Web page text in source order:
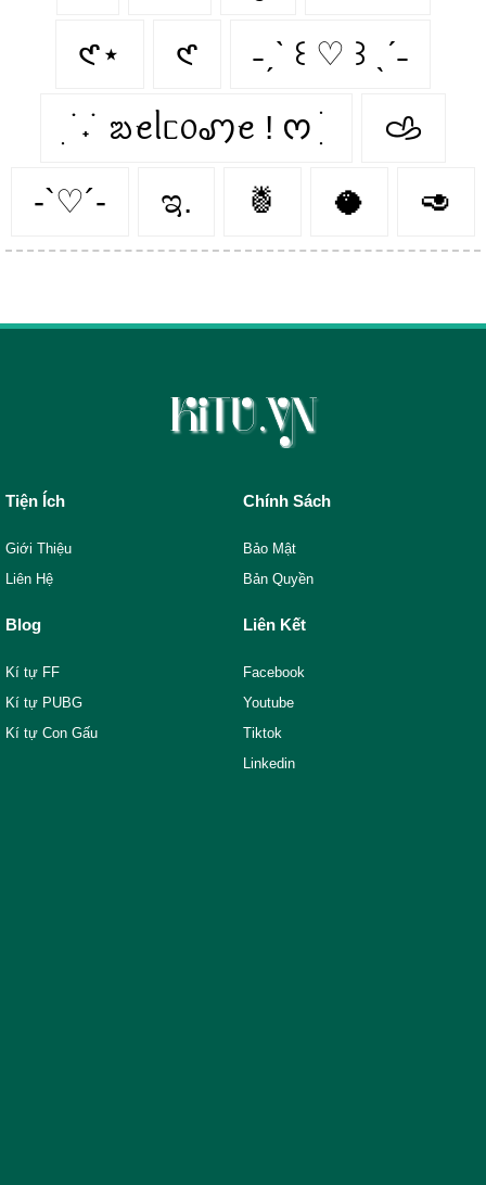
𑣲⋆ 𑣲 ˗ˏˋ ꒰ ♡ ꒱ ˎˊ˗
ִ ࣪ ˖ ࣪ ᨰꫀᥣᥴ᥆ꩇꫀ ! ᰔ ִ ׄ 𐚁
-`♡´- ಇ. 🍍 🥥 🥑
Tiện Ích
Giới Thiệu
Liên Hệ
Chính Sách
Bảo Mật
Bản Quyền
Blog
Kí tự FF
Kí tự PUBG
Kí tự Con Gấu
Liên Kết
Facebook
Youtube
Tiktok
Linkedin